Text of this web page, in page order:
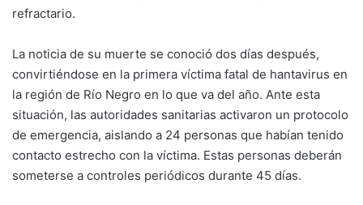
refractario.
La noticia de su muerte se conoció dos días después,
convirtiéndose en la primera víctima fatal de hantavirus en
la región de Río Negro en lo que va del año. Ante esta
situación, las autoridades sanitarias activaron un protocolo
de emergencia, aislando a 24 personas que habían tenido
contacto estrecho con la víctima. Estas personas deberán
someterse a controles periódicos durante 45 días.